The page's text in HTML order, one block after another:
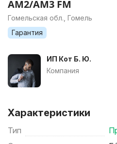
AM2/AM3 FM
Гомельская обл., Гомель
Гарантия
ИП Кот Б. Ю.
Компания
Характеристики
Тип